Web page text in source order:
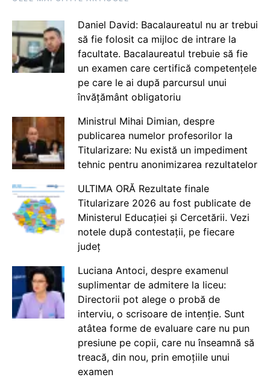
Daniel David: Bacalaureatul nu ar trebui
să fie folosit ca mijloc de intrare la
facultate. Bacalaureatul trebuie să fie
un examen care certifică competențele
pe care le ai după parcursul unui
învățământ obligatoriu
Ministrul Mihai Dimian, despre
publicarea numelor profesorilor la
Titularizare: Nu există un impediment
tehnic pentru anonimizarea rezultatelor
ULTIMA ORĂ Rezultate finale
Titularizare 2026 au fost publicate de
Ministerul Educației și Cercetării. Vezi
notele după contestații, pe fiecare
județ
Luciana Antoci, despre examenul
suplimentar de admitere la liceu:
Directorii pot alege o probă de
interviu, o scrisoare de intenție. Sunt
atâtea forme de evaluare care nu pun
presiune pe copii, care nu înseamnă să
treacă, din nou, prin emoțiile unui
examen